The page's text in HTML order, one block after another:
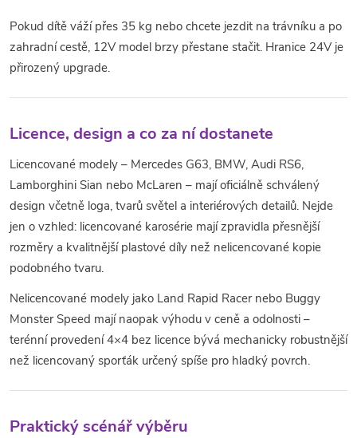
Pokud dítě váží přes 35 kg nebo chcete jezdit na trávníku a po
zahradní cestě, 12V model brzy přestane stačit. Hranice 24V je
přirozený upgrade.
Licence, design a co za ní dostanete
Licencované modely – Mercedes G63, BMW, Audi RS6,
Lamborghini Sian nebo McLaren – mají oficiálně schválený
design včetně loga, tvarů světel a interiérových detailů. Nejde
jen o vzhled: licencované karosérie mají zpravidla přesnější
rozměry a kvalitnější plastové díly než nelicencované kopie
podobného tvaru.
Nelicencované modely jako Land Rapid Racer nebo Buggy
Monster Speed mají naopak výhodu v ceně a odolnosti –
terénní provedení 4×4 bez licence bývá mechanicky robustnější
než licencovaný sporťák určený spíše pro hladký povrch.
Praktický scénář výběru